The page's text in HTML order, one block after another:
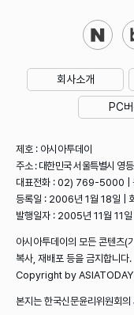
회사소개
PC
제호 : 아시아투데이
주소 : 대한민국 서울특별시 영
대표전화 : 02) 769-5000 |
등록일 : 2006년 1월 18일 |
발행일자 : 2005년 11월 11일
아시아투데이의 모든 콘텐츠(
복사, 재배포 등을 금지합니다.
Copyright by
본지는 한국신문윤리위원회